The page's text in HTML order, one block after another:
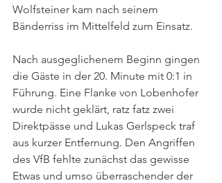
Wolfsteiner kam nach seinem
Bänderriss im Mittelfeld zum Einsatz.
Nach ausgeglichenem Beginn gingen
die Gäste in der 20. Minute mit 0:1 in
Führung. Eine Flanke von Lobenhofer
wurde nicht geklärt, ratz fatz zwei
Direktpässe und Lukas Gerlspeck traf
aus kurzer Entfernung. Den Angriffen
des VfB fehlte zunächst das gewisse
Etwas und umso überraschender der